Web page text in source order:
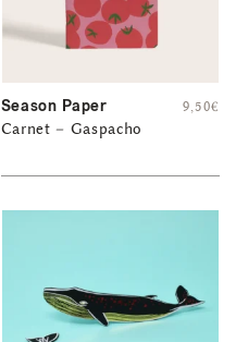
Season Paper
Carnet – Gaspacho
9,50€